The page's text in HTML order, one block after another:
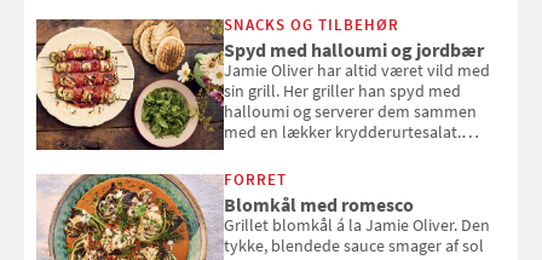
SNACKS OG TILBEHØR
Spyd med halloumi og jordbær
Jamie Oliver har altid været vild med
sin grill. Her griller han spyd med
halloumi og serverer dem sammen
med en lækker krydderurtesalat.
smag" af Jamie Oliver.
FORRET
Blomkål med romesco
Grillet blomkål á la Jamie Oliver. Den
tykke, blendede sauce smager af sol